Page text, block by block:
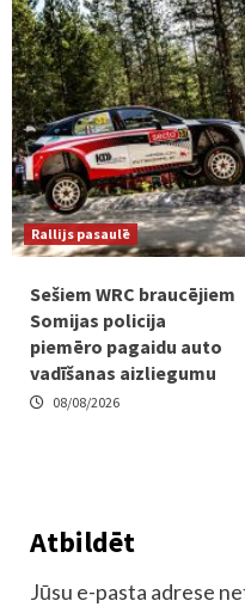
Rallijs pasaulē
Sešiem WRC braucējiem
Somijas policija
piemēro pagaidu auto
vadīšanas aizliegumu
08/08/2026
Atbildēt
Jūsu e-pasta adrese